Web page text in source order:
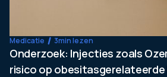
Medicatie 3min lezen
Onderzoek: Injecties zoals
risico op obesitasgerelateerde